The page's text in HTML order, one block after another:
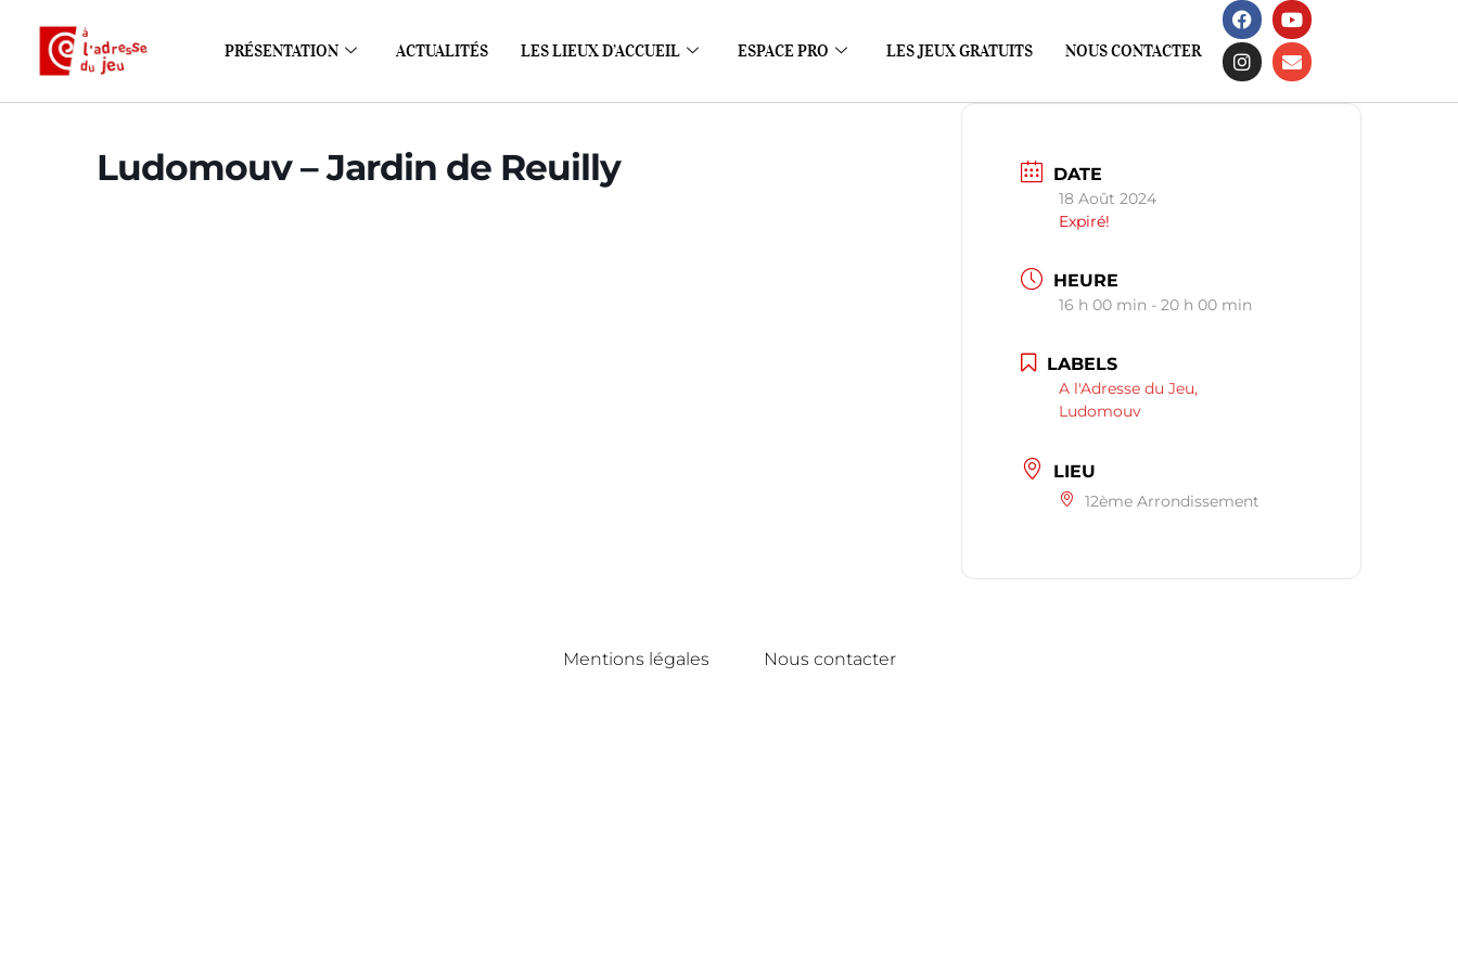
PRÉSENTATION ACTUALITÉS LES LIEUX D’ACCUEIL ESPACE PRO LES JEUX GRATUITS NOUS CONTACTER
Ludomouv – Jardin de Reuilly DATE
18 Août 2024
Expiré!
HEURE
16 h 00 min - 20 h 00 min
LABELS
A l'Adresse du Jeu,
Ludomouv
LIEU
12ème Arrondissement
Mentions légales Nous contacter